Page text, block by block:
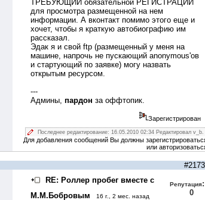
ТРЕБУЮЩИЙ обязательной РЕГИСТРАЦИИ
для просмотра размещенной на нем
информации. А вконтакт помимо этого еще и
хочет, чтобы я краткую автобиографию им
рассказал.
Эдак я и свой ftp (размещенный у меня на
машине, напрочь не пускающий anonymous'ов
и стартующий по заявке) могу назвать
открытым ресурсом.
---
Админы, пардон за оффтопик.
Зарегистрирован
Последнее редактирование: 16.05.2010 02:34 Редактировал v_b.
Для добавления сообщений Вы должны
или
#2173
RE: Роллер пробег вместе с
М.М.Бобровым
16 г., 2 мес. назад
Репутация:
0